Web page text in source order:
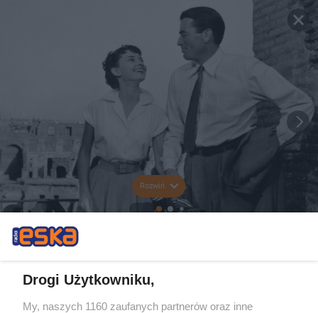
Rozwiń
Drogi Użytkowniku,
My, naszych 1160 zaufanych partnerów oraz inne